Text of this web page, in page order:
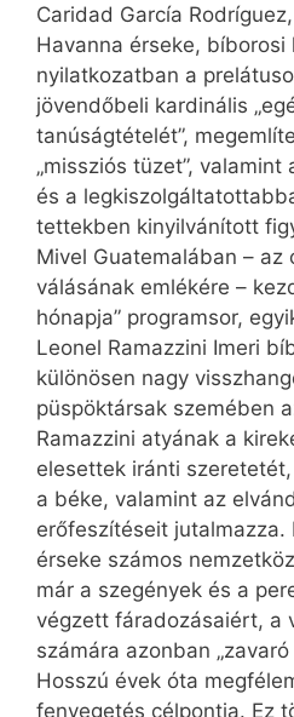
Caridad García
Havanna érseke,
nyilatkozatban a
jövendőbeli kardinális
tanúságtételét”,
„missziós tüzet”,
és a
tettekben kinyilvánított
Mivel Guatemalában – az
válásának emlékére –
hónapja” programsor,
Leonel Ramazzini Imeri
különösen nagy
püspöktársak szemében
Ramazzini atyának a
elesettek iránti
a béke, valamint az
erőfeszítéseit jutalmazza.
érseke számos
már a szegények és a
végzett fáradozásaiért, a
számára azonban
Hosszú évek óta
fenyegetés célpontja. Ez